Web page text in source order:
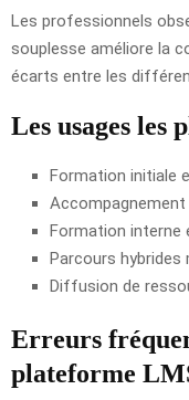
Les professionnels
souplesse améliore la
écarts entre les
Les usages les
Formation initiale
Accompagnement
Formation interne
Parcours hybrides
Diffusion de
Erreurs
plateforme